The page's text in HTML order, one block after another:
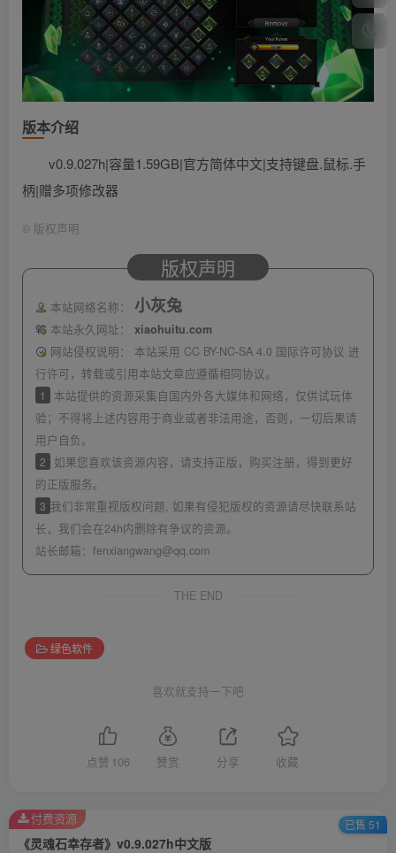
版本介绍
v0.9.027h|容量1.59GB|官方简体中文|支持键盘.鼠标.手
柄|赠多项修改器
© 版权声明
版权声明
本站网络名称： 小灰兔
本站永久网址：
xiaohuitu.com
网站侵权说明：
本站采用 CC BY-NC-SA 4.0 国际许可协议 进
行许可，转载或引用本站文章应遵循相同协议。
1
本站提供的资源采集自国内外各大媒体和网络，仅供试玩体
验；不得将上述内容用于商业或者非法用途，否则，一切后果请
用户自负。
2
如果您喜欢该资源内容，请支持正版，购买注册，得到更好
的正版服务。
3 我们非常重视版权问题, 如果有侵犯版权的资源请尽快联系站
长，我们会在24h内删除有争议的资源。
站长邮箱： fenxiangwang@qq.com
THE END
绿色软件
喜欢就支持一下吧
点赞 106 赞赏 分享 收藏
《灵魂石幸存者》v0.9.027h中文版
付费资源 已售 51